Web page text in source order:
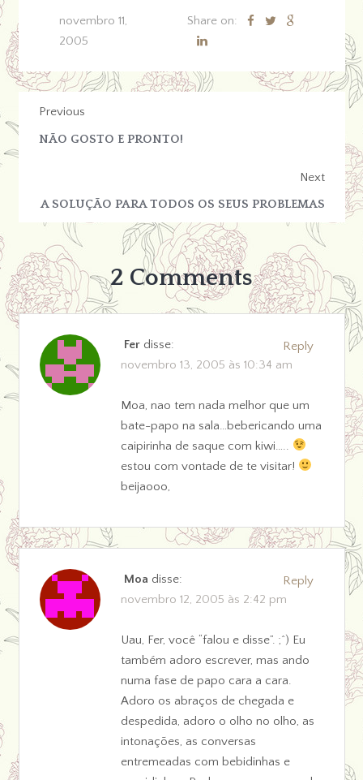
novembro 11,
2005
Share on:
Previous
NÃO GOSTO E PRONTO!
Next
A SOLUÇÃO PARA TODOS OS SEUS PROBLEMAS
2 Comments
Fer disse:
novembro 13, 2005 às 10:34 am
Moa, nao tem nada melhor que um
bate-papo na sala…bebericando uma
caipirinha de saque com kiwi…..
estou com vontade de te visitar!
beijaooo,
Reply
Moa disse:
novembro 12, 2005 às 2:42 pm
Uau, Fer, você “falou e disse”. ;^) Eu
também adoro escrever, mas ando
numa fase de papo cara a cara.
Adoro os abraços de chegada e
despedida, adoro o olho no olho, as
intonações, as conversas
entremeadas com bebidinhas e
Reply